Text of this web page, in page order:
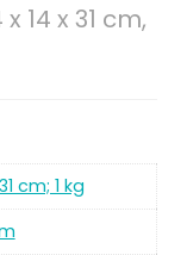
14 x 31 cm,
cm; 1 kg